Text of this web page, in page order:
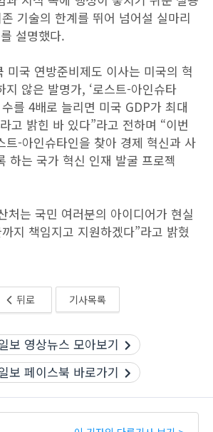
기술의 한계를 뛰어 넘어설 실마리
설명했다.
미국 연방준비제도 이사는 미국의 혁
지 않은 발명가, ‘로스트-아인슈타
를 4배로 늘리면 미국 GDP가 최대
고 밝힌 바 있다”라고 전하며 “이번
트-아인슈타인을 찾아 경제 혁신과 사
하는 국가 혁신 인재 발굴 프로젝
처는 국민 여러분의 아이디어가 현실
지 책임지고 지원하겠다”라고 밝혔
뒤로 기사목록
보 영상뉴스 모아보기
보 페이스북 바로가기